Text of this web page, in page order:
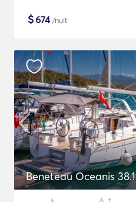
$674/nuit
Beneteau Oceanis 38.1